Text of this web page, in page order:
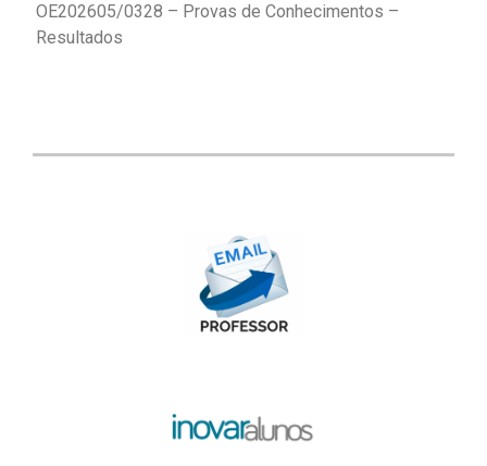
OE202605/0328 – Provas de Conhecimentos –
Resultados